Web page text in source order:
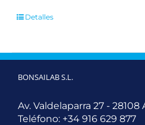
Detalles
BONSAILAB S.L.
Av. Valdelaparra 27 -
Teléfono: +34 916 629 877